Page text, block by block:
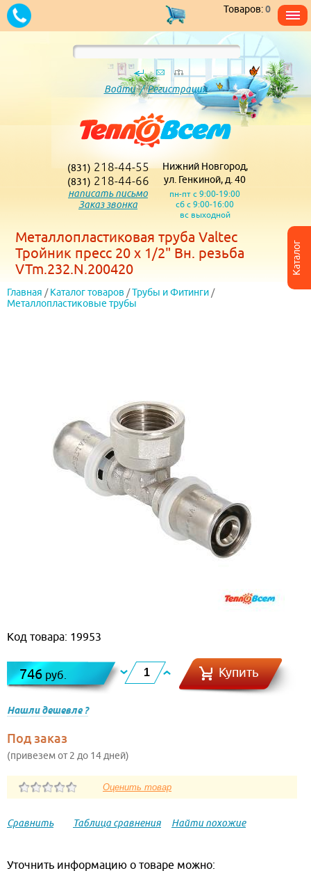
Каталог
Товаров:0
Войти/Регистрация
(831) 218-44-55
(831) 218-44-66
написать письмо
Заказ звонка
Нижний Новгород,
ул. Генкиной, д. 40
пн-пт с 9:00-19:00
сб с 9:00-16:00
вс выходной
Металлопластиковая труба Valtec
Тройник пресс 20 х 1/2" Вн. резьба
VTm.232.N.200420
Главная / Каталог товаров /Трубы и Фитинги /
Металлопластиковые трубы
Код товара: 19953
746 руб. Купить
Нашли дешевле ?
Под заказ
(привезем от 2 до 14 дней)
Сравнить Таблица сравнения Найти похожие
Уточнить информацию о товаре можно: